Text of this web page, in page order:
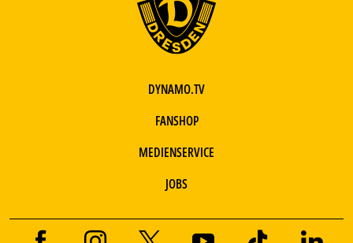
DYNAMO.TV
FANSHOP
MEDIENSERVICE
JOBS